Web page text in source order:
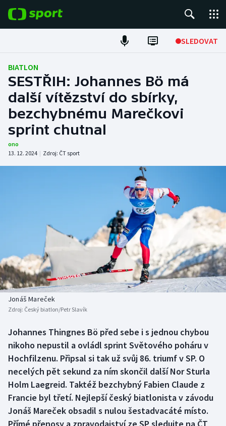
SLEDOVAT
Fotbal
Hokej
Tenis
Atletika
Baseball a softbal
Basketbal
Biatlon
Boby a skeleton
Box
Curling
Dostihy
Florbal
Soutěže
Historické návraty
Aplikace ČT sport
AZ kvíz
BIATLON
SESTŘIH: Johannes Bö má
další vítězství do sbírky,
bezchybnému Marečkovi
sprint chutnal
ono
13. 12. 2024 | Zdroj: ČT sport
Jonáš Mareček
Zdroj: Český biatlon/Petr Slavík
Johannes Thingnes Bö před sebe i s jednou chybou
nikoho nepustil a ovládl sprint Světového poháru v
Hochfilzenu. Připsal si tak už svůj 86. triumf v SP. O
necelých pět sekund za ním skončil další Nor Sturla
Holm Laegreid. Taktéž bezchybný Fabien Claude z
Francie byl třetí. Nejlepší český biatlonista v závodu
Jonáš Mareček obsadil s nulou šestadvacáté místo.